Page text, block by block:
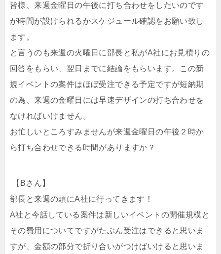
皆様、来週金曜日の午後に打ち合わせをしたいのです
が時間が設けられるかスケジュール確認をお願い致し
ます。
と言うのも来週の火曜日に部長と私がA社にお見積りの
回答をもらい、翌日までに結論をもらいます。この新
規イベントの案件はほぼ受注できる予定ですが短納期
の為、来週の金曜日には早速デザインの打ち合わせを
なければいけません。
お忙しいところすみませんが来週金曜日の午後２時か
ら打ち合わせできる時間がありますか？
【 Bさん】
部長と来週の頭にA社に行ってきます！
A社と今話している案件は新しいイベントの開催規模と
その費用についてですがたぶん受注はできると思いま
すが、金額の部分で折り合いがつけばいけると思いま